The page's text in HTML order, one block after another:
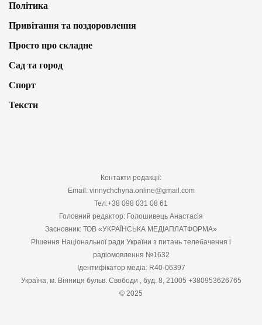
Політика
Привітання та поздоровлення
Просто про складне
Сад та город
Спорт
Тексти
Контакти редакції:
Email: vinnychchyna.online@gmail.com
Тел:+38 098 031 08 61
Головний редактор: Голошивець Анастасія
Засновник: ТОВ «УКРАЇНСЬКА МЕДІАПЛАТФОРМА»
Рішення Національної ради України з питань телебачення і
радіомовлення №1632
Ідентифікатор медіа: R40-06397
Україна, м. Вінниця бульв. Свободи , буд. 8, 21005 +380953626765
© 2025